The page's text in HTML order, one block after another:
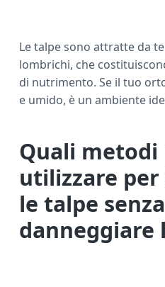
Le talpe sono attratte da
lombrichi, che
di nutrimento. Se il tuo
e umido, è un ambiente
Quali metodi
utilizzare
le talpe senza
danneggiare